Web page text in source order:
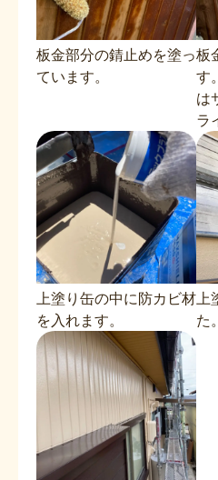
板金部分の錆止めを塗っ
ています。
板
す
は
ラ
上塗り缶の中に防カビ材
を入れます。
上
た。